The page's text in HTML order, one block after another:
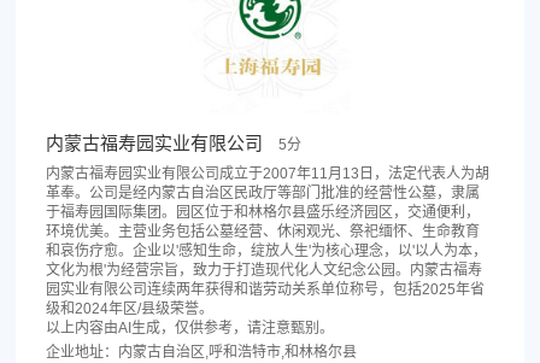
内蒙古福寿园实业有限公司
5分
内蒙古福寿园实业有限公司成立于2007年11月13日，法定代表人为胡
革奉。公司是经内蒙古自治区民政厅等部门批准的经营性公墓，隶属
于福寿园国际集团。园区位于和林格尔县盛乐经济园区，交通便利，
环境优美。主营业务包括公墓经营、休闲观光、祭祀缅怀、生命教育
和哀伤疗愈。企业以'感知生命，绽放人生'为核心理念，以'以人为本，
文化为根'为经营宗旨，致力于打造现代化人文纪念公园。内蒙古福寿
园实业有限公司连续两年获得和谐劳动关系单位称号，包括2025年省
级和2024年区/县级荣誉。
以上内容由AI生成，仅供参考，请注意甄别。
企业地址：内蒙古自治区,呼和浩特市,和林格尔县